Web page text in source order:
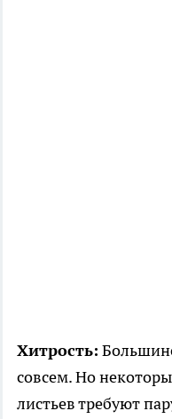
Хитрость:
совсем. Но
листьев требуют